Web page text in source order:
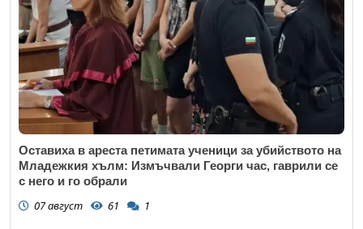
Оставиха в ареста петимата ученици за убийството на
Младежкия хълм: Измъчвали Георги час, гаврили се
с него и го обрали
07 август 61 1